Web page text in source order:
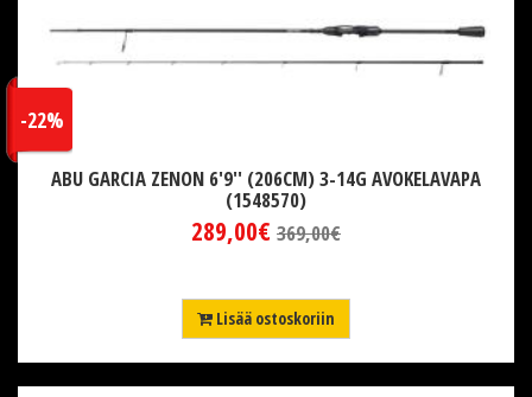
ABU GARCIA ZENON 6'9'' (206CM) 3-14G AVOKELAVAPA
(1548570)
289,00€
-22%
369,00€
Lisää ostoskoriin